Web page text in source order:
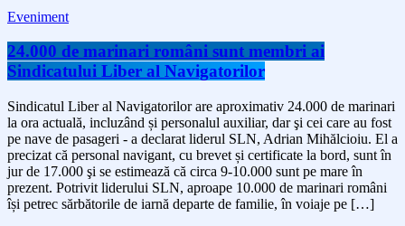
Eveniment
24.000 de marinari români sunt membri ai
Sindicatului Liber al Navigatorilor
Sindicatul Liber al Navigatorilor are aproximativ 24.000 de marinari
la ora actuală, incluzând și personalul auxiliar, dar şi cei care au fost
pe nave de pasageri - a declarat liderul SLN, Adrian Mihălcioiu. El a
precizat că personal navigant, cu brevet și certificate la bord, sunt în
jur de 17.000 şi se estimează că circa 9-10.000 sunt pe mare în
prezent. Potrivit liderului SLN, aproape 10.000 de marinari români
își petrec sărbătorile de iarnă departe de familie, în voiaje pe […]